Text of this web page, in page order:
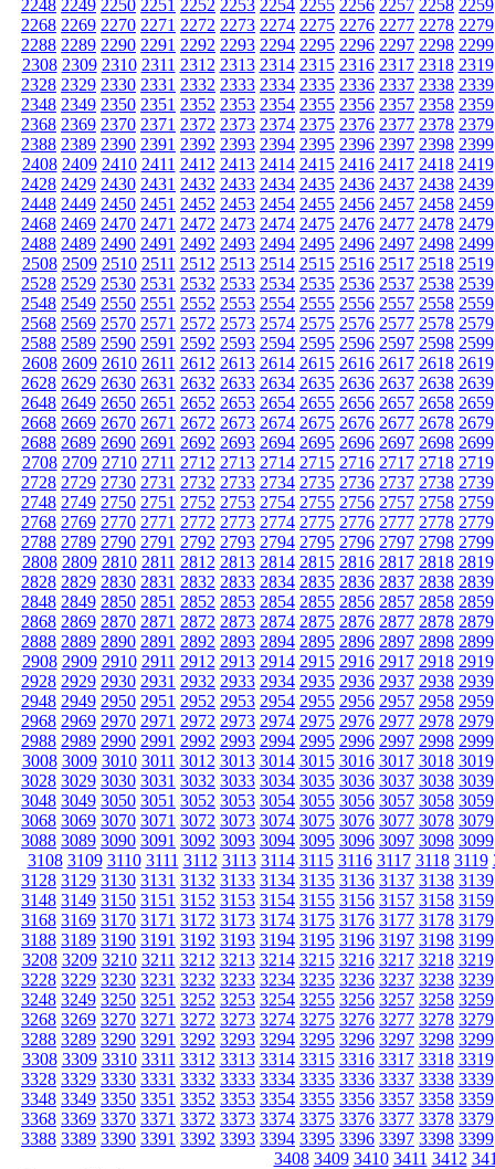
2248 2249 2250 2251 2252 2253 2254 2255 2256 2257 2258 2259
2268 2269 2270 2271 2272 2273 2274 2275 2276 2277 2278 2279
2288 2289 2290 2291 2292 2293 2294 2295 2296 2297 2298 2299
2308 2309 2310 2311 2312 2313 2314 2315 2316 2317 2318 2319
2328 2329 2330 2331 2332 2333 2334 2335 2336 2337 2338 2339
2348 2349 2350 2351 2352 2353 2354 2355 2356 2357 2358 2359
2368 2369 2370 2371 2372 2373 2374 2375 2376 2377 2378 2379
2388 2389 2390 2391 2392 2393 2394 2395 2396 2397 2398 2399
2408 2409 2410 2411 2412 2413 2414 2415 2416 2417 2418 2419
2428 2429 2430 2431 2432 2433 2434 2435 2436 2437 2438 2439
2448 2449 2450 2451 2452 2453 2454 2455 2456 2457 2458 2459
2468 2469 2470 2471 2472 2473 2474 2475 2476 2477 2478 2479
2488 2489 2490 2491 2492 2493 2494 2495 2496 2497 2498 2499
2508 2509 2510 2511 2512 2513 2514 2515 2516 2517 2518 2519
2528 2529 2530 2531 2532 2533 2534 2535 2536 2537 2538 2539
2548 2549 2550 2551 2552 2553 2554 2555 2556 2557 2558 2559
2568 2569 2570 2571 2572 2573 2574 2575 2576 2577 2578 2579
2588 2589 2590 2591 2592 2593 2594 2595 2596 2597 2598 2599
2608 2609 2610 2611 2612 2613 2614 2615 2616 2617 2618 2619
2628 2629 2630 2631 2632 2633 2634 2635 2636 2637 2638 2639
2648 2649 2650 2651 2652 2653 2654 2655 2656 2657 2658 2659
2668 2669 2670 2671 2672 2673 2674 2675 2676 2677 2678 2679
2688 2689 2690 2691 2692 2693 2694 2695 2696 2697 2698 2699
2708 2709 2710 2711 2712 2713 2714 2715 2716 2717 2718 2719
2728 2729 2730 2731 2732 2733 2734 2735 2736 2737 2738 2739
2748 2749 2750 2751 2752 2753 2754 2755 2756 2757 2758 2759
2768 2769 2770 2771 2772 2773 2774 2775 2776 2777 2778 2779
2788 2789 2790 2791 2792 2793 2794 2795 2796 2797 2798 2799
2808 2809 2810 2811 2812 2813 2814 2815 2816 2817 2818 2819
2828 2829 2830 2831 2832 2833 2834 2835 2836 2837 2838 2839
2848 2849 2850 2851 2852 2853 2854 2855 2856 2857 2858 2859
2868 2869 2870 2871 2872 2873 2874 2875 2876 2877 2878 2879
2888 2889 2890 2891 2892 2893 2894 2895 2896 2897 2898 2899
2908 2909 2910 2911 2912 2913 2914 2915 2916 2917 2918 2919
2928 2929 2930 2931 2932 2933 2934 2935 2936 2937 2938 2939
2948 2949 2950 2951 2952 2953 2954 2955 2956 2957 2958 2959
2968 2969 2970 2971 2972 2973 2974 2975 2976 2977 2978 2979
2988 2989 2990 2991 2992 2993 2994 2995 2996 2997 2998 2999
3008 3009 3010 3011 3012 3013 3014 3015 3016 3017 3018 3019
3028 3029 3030 3031 3032 3033 3034 3035 3036 3037 3038 3039
3048 3049 3050 3051 3052 3053 3054 3055 3056 3057 3058 3059
3068 3069 3070 3071 3072 3073 3074 3075 3076 3077 3078 3079
3088 3089 3090 3091 3092 3093 3094 3095 3096 3097 3098 3099
3108 3109 3110 3111 3112 3113 3114 3115 3116 3117 3118 3119
3128 3129 3130 3131 3132 3133 3134 3135 3136 3137 3138 3139
3148 3149 3150 3151 3152 3153 3154 3155 3156 3157 3158 3159
3168 3169 3170 3171 3172 3173 3174 3175 3176 3177 3178 3179
3188 3189 3190 3191 3192 3193 3194 3195 3196 3197 3198 3199
3208 3209 3210 3211 3212 3213 3214 3215 3216 3217 3218 3219
3228 3229 3230 3231 3232 3233 3234 3235 3236 3237 3238 3239
3248 3249 3250 3251 3252 3253 3254 3255 3256 3257 3258 3259
3268 3269 3270 3271 3272 3273 3274 3275 3276 3277 3278 3279
3288 3289 3290 3291 3292 3293 3294 3295 3296 3297 3298 3299
3308 3309 3310 3311 3312 3313 3314 3315 3316 3317 3318 3319
3328 3329 3330 3331 3332 3333 3334 3335 3336 3337 3338 3339
3348 3349 3350 3351 3352 3353 3354 3355 3356 3357 3358 3359
3368 3369 3370 3371 3372 3373 3374 3375 3376 3377 3378 3379
3388 3389 3390 3391 3392 3393 3394 3395 3396 3397 3398 3399
3408 3409 3410 3411 3412